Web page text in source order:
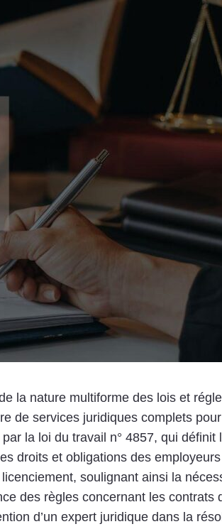
la nature multiforme des lois et
de services juridiques complets
la loi du travail n° 4857, qui définit
droits et obligations des
soulignant ainsi la
des règles concernant les contrats
d’un expert juridique dans la